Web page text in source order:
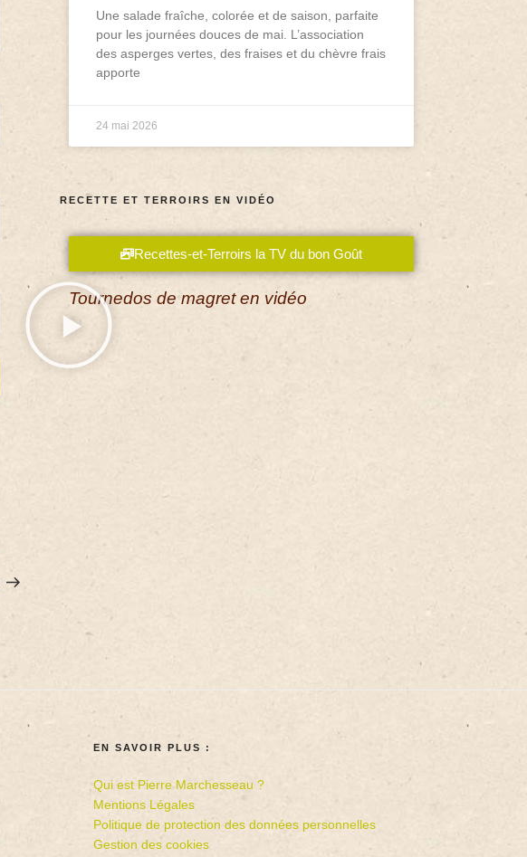
Une salade fraîche, colorée et de saison, parfaite
pour les journées douces de mai. L’association
des asperges vertes, des fraises et du chèvre frais
apporte
24 mai 2026
RECETTE ET TERROIRS EN VIDÉO
Recettes-et-Terroirs la TV du bon Goût
Tournedos de magret en vidéo
EN SAVOIR PLUS :
Qui est Pierre Marchesseau ?
Mentions Légales
Politique de protection des données personnelles
Gestion des cookies